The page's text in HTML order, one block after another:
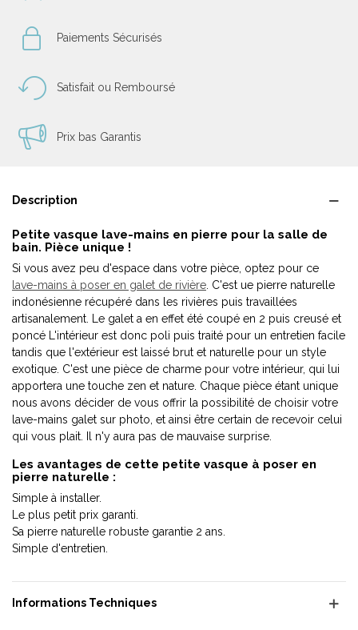
Paiements Sécurisés
Satisfait ou Remboursé
Prix bas Garantis
Description
Petite vasque lave-mains en pierre pour la salle de
bain. Pièce unique !
Si vous avez peu d'espace dans votre pièce, optez pour ce
lave-mains à poser en galet de rivière. C'est ue pierre naturelle
indonésienne récupéré dans les rivières puis travaillées
artisanalement. Le galet a en effet été coupé en 2 puis creusé et
poncé L'intérieur est donc poli puis traité pour un entretien facile
tandis que l'extérieur est laissé brut et naturelle pour un style
exotique. C'est une pièce de charme pour votre intérieur, qui lui
apportera une touche zen et nature. Chaque pièce étant unique
nous avons décider de vous offrir la possibilité de choisir votre
lave-mains galet sur photo, et ainsi être certain de recevoir celui
qui vous plait. Il n'y aura pas de mauvaise surprise.
Les avantages de cette petite vasque à poser en
pierre naturelle :
Simple à installer.
Le plus petit prix garanti.
Sa pierre naturelle robuste garantie 2 ans.
Simple d'entretien.
Informations Techniques